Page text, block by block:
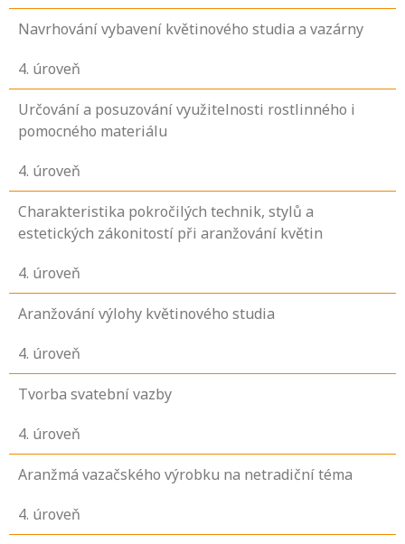
Navrhování vybavení květinového studia a vazárny
4. úroveň
Určování a posuzování využitelnosti rostlinného i
pomocného materiálu
4. úroveň
Charakteristika pokročilých technik, stylů a
estetických zákonitostí při aranžování květin
4. úroveň
Aranžování výlohy květinového studia
4. úroveň
Tvorba svatební vazby
4. úroveň
Aranžmá vazačského výrobku na netradiční téma
4. úroveň